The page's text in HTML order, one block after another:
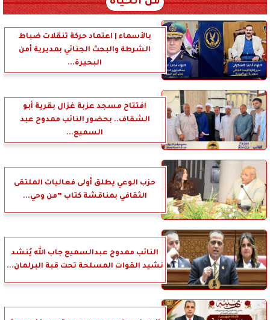
بالأسماء | اعتماد حركة تنقلات ضباط
الشرطة والبحث الجنائي بمديرية أمن
البحيرة...
افتتاح مسجد عزبة غزال بقرية أبو
الشقاف.. بحضور النائب ممدوح عبد
السميع...
حزب الوعي يطلق أولى فعاليات الملتقى
الثقافي بمناقشة كتاب ”من وحي...
النائب ممدوح عبدالسميع جاب الله يُنشد
نشيد القوات المسلحة تحت قبة البرلمان...